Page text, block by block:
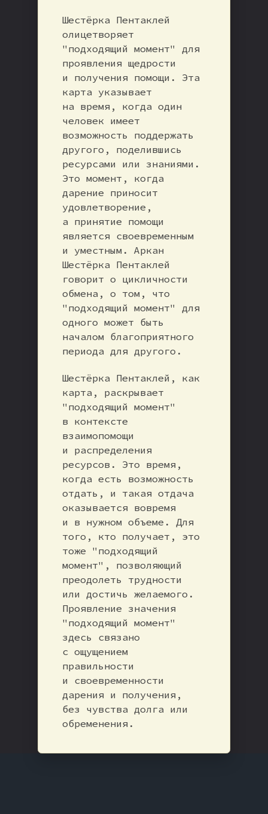
Шестёрка Пентаклей
олицетворяет
"подходящий момент" для
проявления щедрости
и получения помощи. Эта
карта указывает
на время, когда один
человек имеет
возможность поддержать
другого, поделившись
ресурсами или знаниями.
Это момент, когда
дарение приносит
удовлетворение,
а принятие помощи
является своевременным
и уместным. Аркан
Шестёрка Пентаклей
говорит о цикличности
обмена, о том, что
"подходящий момент" для
одного может быть
началом благоприятного
периода для другого.
Шестёрка Пентаклей, как
карта, раскрывает
"подходящий момент"
в контексте
взаимопомощи
и распределения
ресурсов. Это время,
когда есть возможность
отдать, и такая отдача
оказывается вовремя
и в нужном объеме. Для
того, кто получает, это
тоже "подходящий
момент", позволяющий
преодолеть трудности
или достичь желаемого.
Проявление значения
"подходящий момент"
здесь связано
с ощущением
правильности
и своевременности
дарения и получения,
без чувства долга или
обременения.